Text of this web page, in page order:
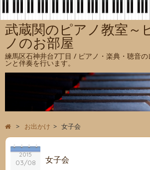
武蔵関のピアノ教室～
ノのお部屋
練馬区石神井台7丁目 / ピアノ・楽典・聴音の
ンと伴奏を行います。
> お出かけ > 女子会
2015
03/08 女子会